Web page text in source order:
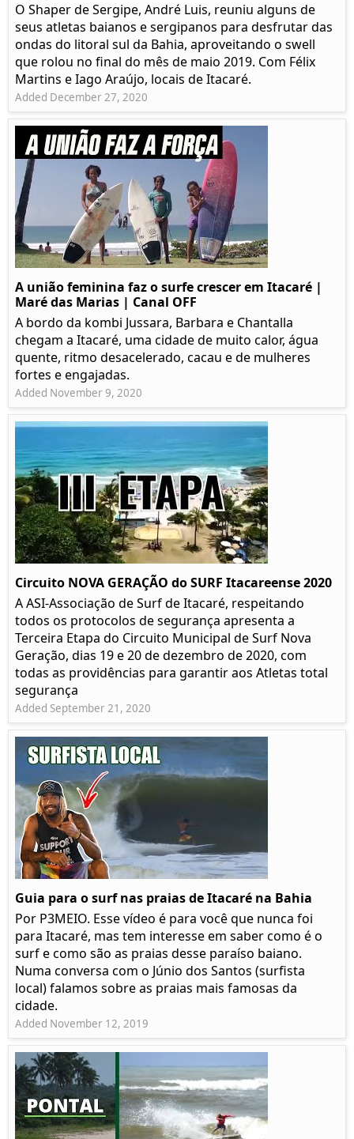
O Shaper de Sergipe, André Luis, reuniu alguns de
seus atletas baianos e sergipanos para desfrutar das
ondas do litoral sul da Bahia, aproveitando o swell
que rolou no final do mês de maio 2019. Com Félix
Martins e Iago Araújo, locais de Itacaré.
Added December 27, 2020
A união feminina faz o surfe crescer em Itacaré |
Maré das Marias | Canal OFF
A bordo da kombi Jussara, Barbara e Chantalla
chegam a Itacaré, uma cidade de muito calor, água
quente, ritmo desacelerado, cacau e de mulheres
fortes e engajadas.
Added November 9, 2020
Circuito NOVA GERAÇÃO do SURF Itacareense 2020
A ASI-Associação de Surf de Itacaré, respeitando
todos os protocolos de segurança apresenta a
Terceira Etapa do Circuito Municipal de Surf Nova
Geração, dias 19 e 20 de dezembro de 2020, com
todas as providências para garantir aos Atletas total
segurança
Added September 21, 2020
Guia para o surf nas praias de Itacaré na Bahia
Por P3MEIO. Esse vídeo é para você que nunca foi
para Itacaré, mas tem interesse em saber como é o
surf e como são as praias desse paraíso baiano.
Numa conversa com o Júnio dos Santos (surfista
local) falamos sobre as praias mais famosas da
cidade.
Added November 12, 2019